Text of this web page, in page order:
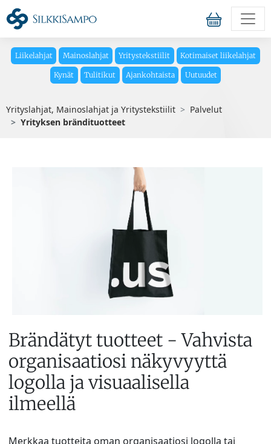
Liikelahjat Mainoslahjat Yritystekstiilit Kotimaiset liikelahjat
Kynät Tulitikut Ajankohtaista Uutuudet
Yrityslahjat, Mainoslahjat ja Yritystekstiilit
Palvelut
Yrityksen brändituotteet
Brändätyt tuotteet - Vahvista
organisaatiosi näkyvyyttä
logolla ja visuaalisella
ilmeellä
Merkkaa tuotteita oman organisaatiosi logolla tai